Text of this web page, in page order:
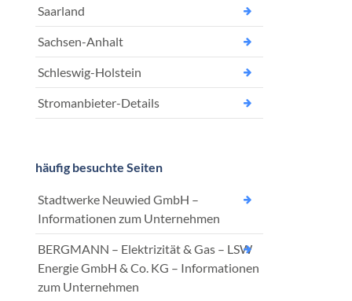
Saarland
Sachsen-Anhalt
Schleswig-Holstein
Stromanbieter-Details
häufig besuchte Seiten
Stadtwerke Neuwied GmbH –
Informationen zum Unternehmen
BERGMANN – Elektrizität & Gas – LSW
Energie GmbH & Co. KG – Informationen
zum Unternehmen